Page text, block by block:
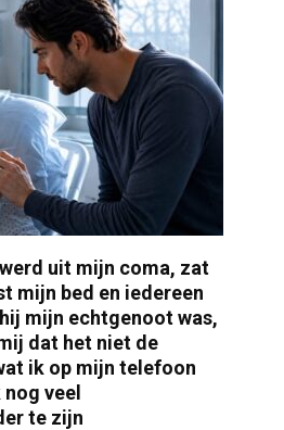
uit mijn coma, zat
mijn bed en iedereen
mijn echtgenoot was,
dat het niet de
ik op mijn telefoon
veel
te zijn